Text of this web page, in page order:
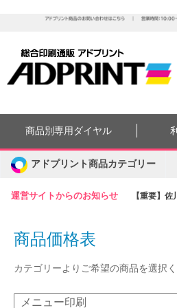
運営サイトからのお知らせ 【重要】
商品別専用ダイヤル
アドプリント商品カテゴリー
商品価格表
カテゴリーよりご希望の商品を選択